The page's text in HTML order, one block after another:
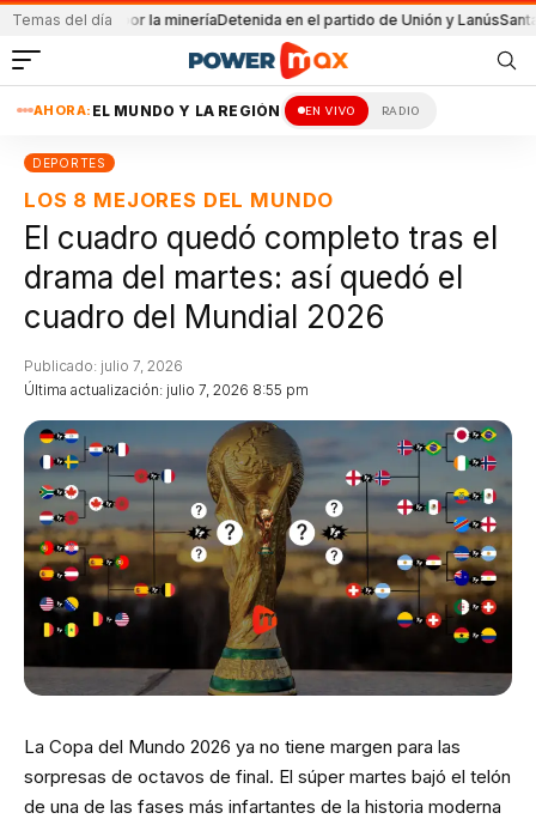
Temas del día
por la mineríaDetenida en el partido de Unión y LanúsSanta Fe logró
AHORA: EL MUNDO Y LA REGIÓN EN VIVO RADIO
DEPORTES
LOS 8 MEJORES DEL MUNDO
El cuadro quedó completo tras el
drama del martes: así quedó el
cuadro del Mundial 2026
Última actualización: julio 7, 2026 8:55 pm
Publicado: julio 7, 2026
La Copa del Mundo 2026 ya no tiene margen para las
sorpresas de octavos de final. El súper martes bajó el telón
de una de las fases más infartantes de la historia moderna